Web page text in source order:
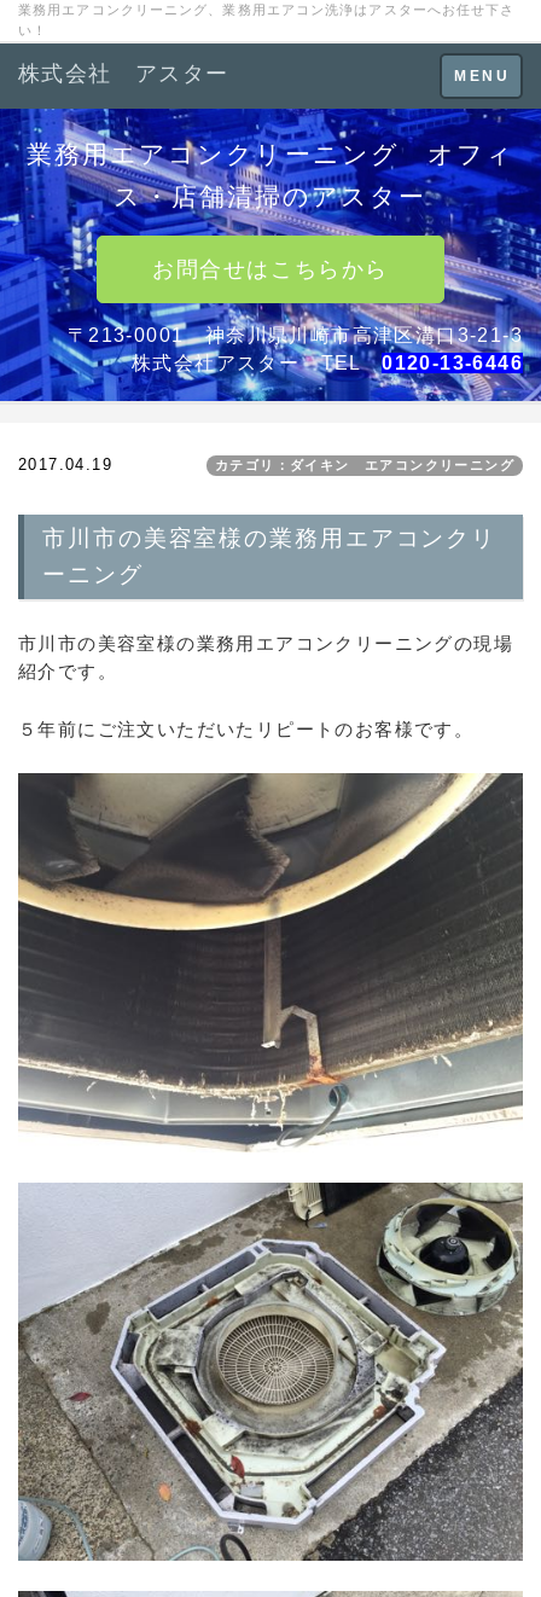
業務用エアコンクリーニング、業務用エアコン洗浄はアスターへお任せ下さ
い！
Toggle
navigation
MENU
株式会社 アスター
業務用エアコンクリーニング オフィ
ス・店舗清掃のアスター
お問合せはこちらから
〒213-0001 神奈川県川崎市高津区溝口3-21-3
株式会社アスター TEL0120-13-6446
2017.04.19 カテゴリ：ダイキン エアコンクリーニング
市川市の美容室様の業務用エアコンクリ
ーニング
市川市の美容室様の業務用エアコンクリーニングの現場
紹介です。
５年前にご注文いただいたリピートのお客様です。